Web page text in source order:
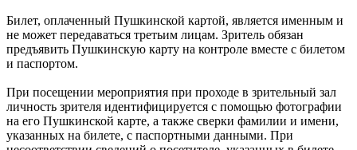
Билет, оплаченный Пушкинской картой, является именным и
не может передаваться третьим лицам. Зритель обязан
предъявить Пушкинскую карту на контроле вместе с билетом
и паспортом.
При посещении мероприятия при проходе в зрительный зал
личность зрителя идентифицируется с помощью фотографии
на его Пушкинской карте, а также сверки фамилии и имени,
указанных на билете, с паспортными данными. При